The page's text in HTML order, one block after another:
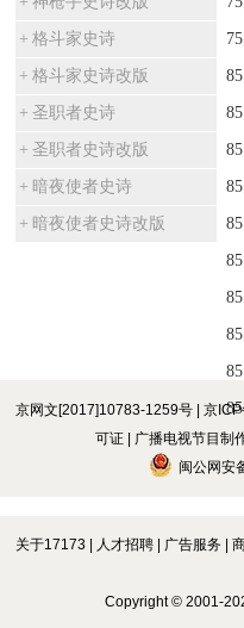
格斗家史诗
格斗家史诗改版
圣职者史诗
圣职者史诗改版
暗夜使者史诗
暗夜使者史诗改版
京网文[2017]10783-1259号 | 京
可证| 广播电视节目制
闽公网安
关于17173 人才招聘 广告服务
Copyright © 2001-